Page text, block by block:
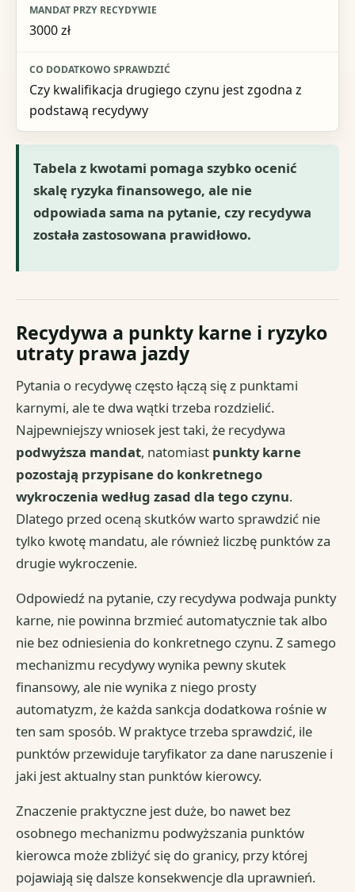
3000 zł
Czy kwalifikacja drugiego czynu jest zgodna z
podstawą recydywy
Tabela z kwotami pomaga szybko ocenić
skalę ryzyka finansowego, ale nie
odpowiada sama na pytanie, czy recydywa
została zastosowana prawidłowo.
Recydywa a punkty karne i ryzyko
utraty prawa jazdy
Pytania o recydywę często łączą się z punktami
karnymi, ale te dwa wątki trzeba rozdzielić.
Najpewniejszy wniosek jest taki, że recydywa
podwyższa mandat, natomiast punkty karne
pozostają przypisane do konkretnego
wykroczenia według zasad dla tego czynu.
Dlatego przed oceną skutków warto sprawdzić nie
tylko kwotę mandatu, ale również liczbę punktów za
drugie wykroczenie.
Odpowiedź na pytanie, czy recydywa podwaja punkty
karne, nie powinna brzmieć automatycznie tak albo
nie bez odniesienia do konkretnego czynu. Z samego
mechanizmu recydywy wynika pewny skutek
finansowy, ale nie wynika z niego prosty
automatyzm, że każda sankcja dodatkowa rośnie w
ten sam sposób. W praktyce trzeba sprawdzić, ile
punktów przewiduje taryfikator za dane naruszenie i
jaki jest aktualny stan punktów kierowcy.
Znaczenie praktyczne jest duże, bo nawet bez
osobnego mechanizmu podwyższania punktów
kierowca może zbliżyć się do granicy, przy której
pojawiają się dalsze konsekwencje dla uprawnień.